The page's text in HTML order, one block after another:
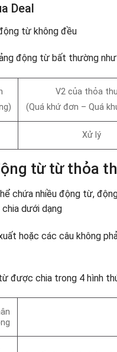
Deal
từ không đều
động từ bất thường như
V2 của thỏa
(Quá khứ đơn – Quá
Xử lý
từ từ thỏa
chứa nhiều động từ,
dưới dạng
hoặc các câu không
được chia trong 4 hình